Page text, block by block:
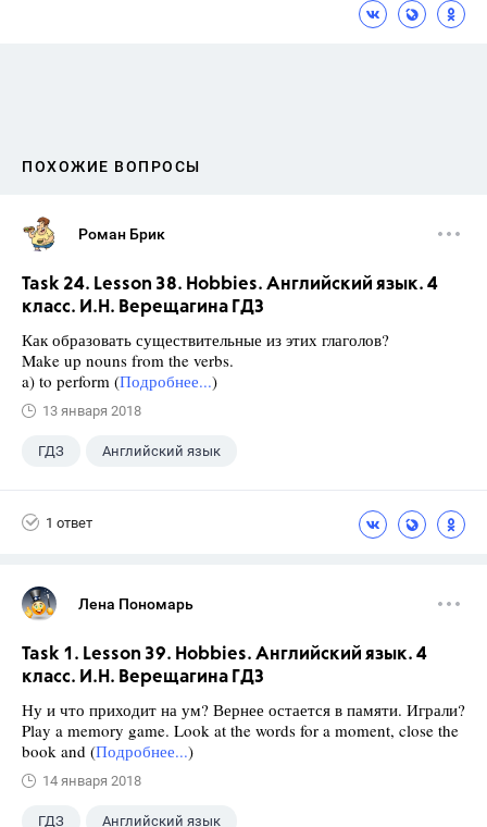
ПОХОЖИЕ ВОПРОСЫ
Роман Брик
Task 24. Lesson 38. Hobbies. Английский язык. 4
класс. И.Н. Верещагина ГДЗ
Как образовать существительные из этих глаголов?
Make up nouns from the verbs.
a) to perform (Подробнее...)
13 января 2018
ГДЗ Английский язык
1 ответ
Лена Пономарь
Task 1. Lesson 39. Hobbies. Английский язык. 4
класс. И.Н. Верещагина ГДЗ
Ну и что приходит на ум? Вернее остается в памяти. Играли?
Play a memory game. Look at the words for a moment, close the
book and (Подробнее...)
14 января 2018
ГДЗ Английский язык